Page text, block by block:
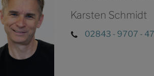
Karsten Schmidt
02843 - 9707 - 47